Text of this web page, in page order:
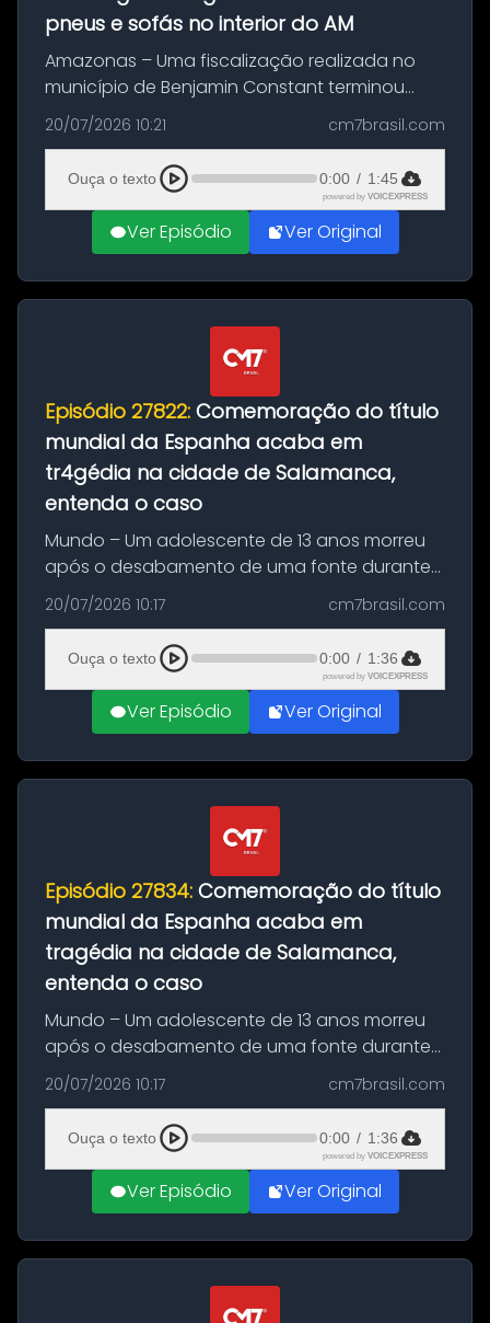
pneus e sofás no interior do AM
Amazonas – Uma fiscalização realizada no
município de Benjamin Constant terminou
com a apreensão de aproximadamente 115
quilos de entorpecentes em uma
embarcação atracada no porto da cidade. O
materia...
20/07/2026 10:21 cm7brasil.com
Ouça o texto 0:00 / 1:45
powered by VOICEXPRESS
Ver Episódio Ver Original
Episódio 27822: Comemoração do título
mundial da Espanha acaba em
tr4gédia na cidade de Salamanca,
entenda o caso
Mundo – Um adolescente de 13 anos morreu
após o desabamento de uma fonte durante
as comemorações pelo título da Copa do
Mundo conquistado pela Espanha, em
Ciudad Rodrigo, na província de Salamanca,
no...
20/07/2026 10:17 cm7brasil.com
Ouça o texto 0:00 / 1:36
powered by VOICEXPRESS
Ver Episódio Ver Original
Episódio 27834: Comemoração do título
mundial da Espanha acaba em
tragédia na cidade de Salamanca,
entenda o caso
Mundo – Um adolescente de 13 anos morreu
após o desabamento de uma fonte durante
as comemorações pelo título da Copa do
Mundo conquistado pela Espanha, em
Ciudad Rodrigo, na província de Salamanca,
no...
20/07/2026 10:17 cm7brasil.com
Ouça o texto 0:00 / 1:36
powered by VOICEXPRESS
Ver Episódio Ver Original